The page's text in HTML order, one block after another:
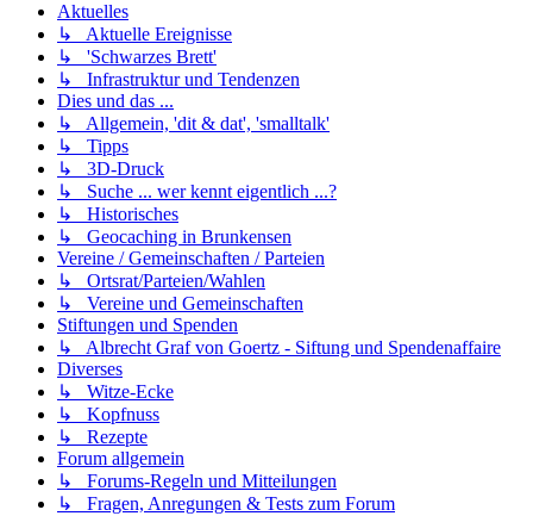
Aktuelles
↳ Aktuelle Ereignisse
↳ 'Schwarzes Brett'
↳ Infrastruktur und Tendenzen
Dies und das ...
↳ Allgemein, 'dit & dat', 'smalltalk'
↳ Tipps
↳ 3D-Druck
↳ Suche ... wer kennt eigentlich ...?
↳ Historisches
↳ Geocaching in Brunkensen
Vereine / Gemeinschaften / Parteien
↳ Ortsrat/Parteien/Wahlen
↳ Vereine und Gemeinschaften
Stiftungen und Spenden
↳ Albrecht Graf von Goertz - Siftung und Spendenaffaire
Diverses
↳ Witze-Ecke
↳ Kopfnuss
↳ Rezepte
Forum allgemein
↳ Forums-Regeln und Mitteilungen
↳ Fragen, Anregungen & Tests zum Forum